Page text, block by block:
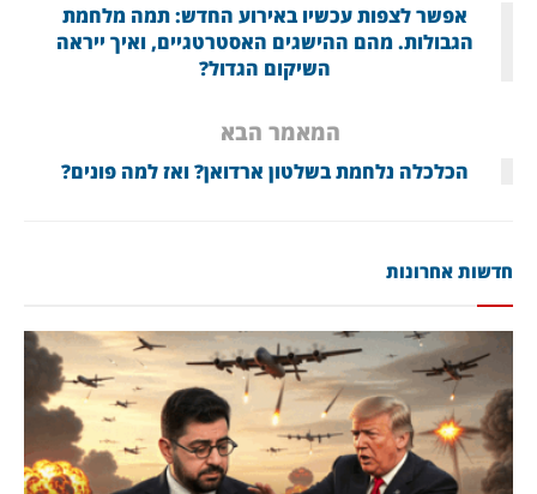
אפשר לצפות עכשיו באירוע החדש: תמה מלחמת
הגבולות. מהם ההישגים האסטרטגיים, ואיך ייראה
השיקום הגדול?
המאמר הבא
הכלכלה נלחמת בשלטון ארדואן? ואז למה פונים?
חדשות אחרונות